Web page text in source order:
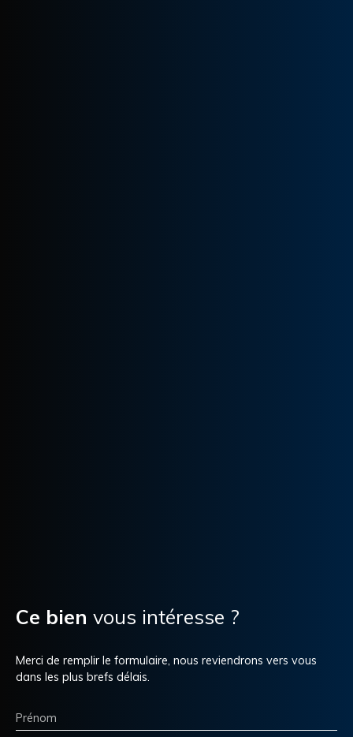
Ce bien vous intéresse ?
Merci de remplir le formulaire, nous reviendrons vers vous
dans les plus brefs délais.
Prénom